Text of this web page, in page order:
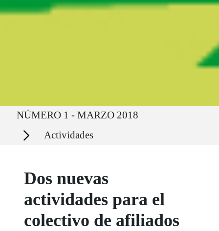
Ruta del sitio
NÚMERO 1 - MARZO 2018
Secciones Actividades
Dos nuevas
actividades para el
colectivo de afiliados